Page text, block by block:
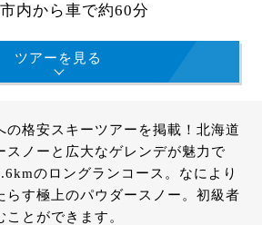
内から車で約60分
ツアーを見る
の格安スキーツアーを掲載！北海道
スノーと広大なゲレンデが魅力で
のロングランコース。なにより
らす極上のパウダースノー。初級者
とができます。